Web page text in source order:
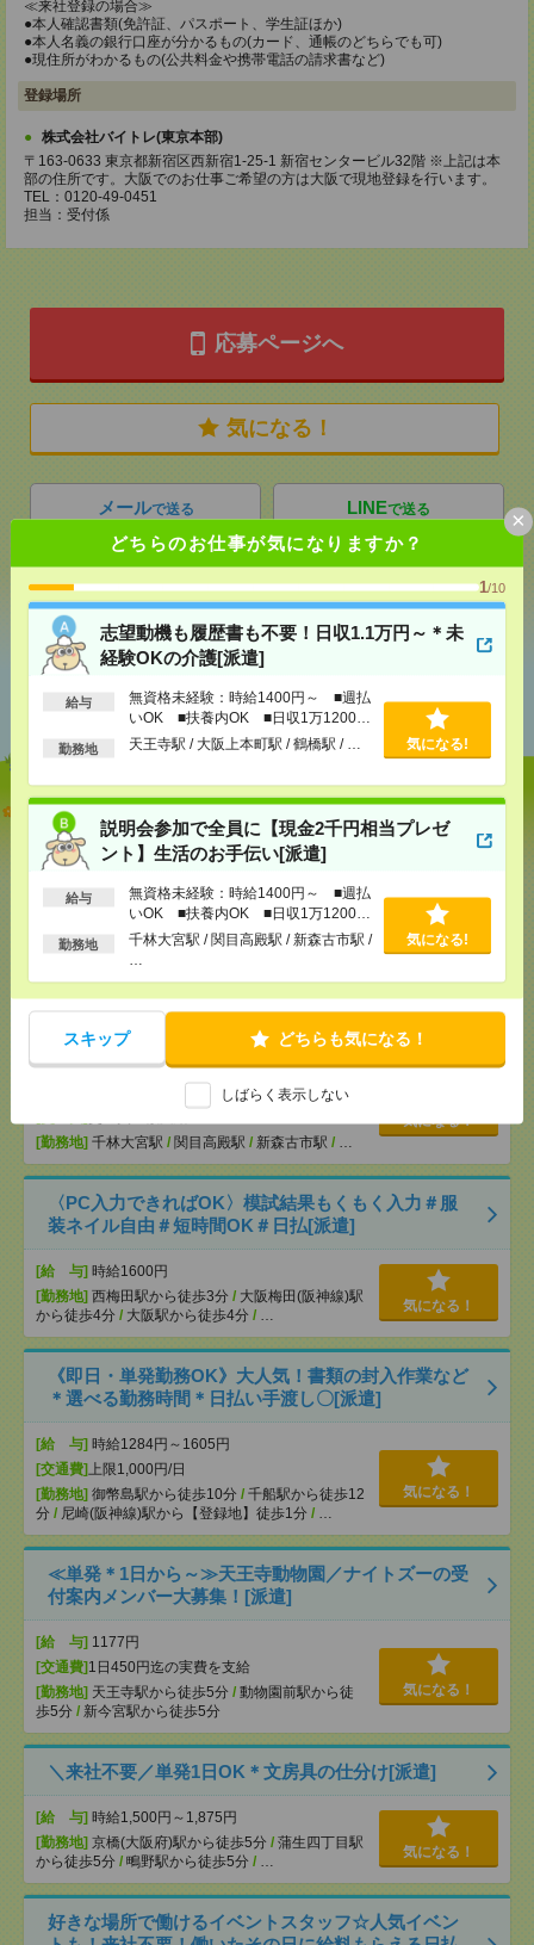
どちらのお仕事が気になりますか？
1/10
志望動機も履歴書も不要！日収1.1万円～＊未
経験OKの介護[派遣]
給与
無資格未経験：時給1400円～ ■週払
いOK ■扶養内OK ■日収1万1200円
以上
勤務地 天王寺駅 / 大阪上本町駅 / 鶴橋駅 / … 気になる!
説明会参加で全員に【現金2千円相当プレゼ
ント】生活のお手伝い[派遣]
給与
無資格未経験：時給1400円～ ■週払
いOK ■扶養内OK ■日収1万1200円
以上
勤務地
千林大宮駅 / 関目高殿駅 / 新森古市駅 /
気になる!
スキップ どちらも気になる！
しばらく表示しない
×
≪来社登録の場合≫
●本人確認書類(免許証、パスポート、学生証ほか)
●本人名義の銀行口座が分かるもの(カード、通帳のどちらでも可)
●現住所がわかるもの(公共料金や携帯電話の請求書など)
登録場所
株式会社バイトレ(東京本部)
〒163-0633 東京都新宿区西新宿1-25-1 新宿センタービル32階 ※上記は本
部の住所です。大阪でのお仕事ご希望の方は大阪で現地登録を行います。
TEL：0120-49-0451
担当：受付係
応募ページへ
気になる！
メールで送る LINEで送る
シェア ツイート ブックマーク
おすすめ
志望動機も履歴書も不要！日収1.1万円～＊未経験OK
の介護[派遣]
[給 与]無資格未経験：時給1400円～ ■週払い
OK ■扶養内OK ■日収1万1200円以上
交通費全額支給
[勤務地]天王寺駅/大阪上本町駅/鶴橋駅/…
気になる！
説明会参加で全員に【現金2千円相当プレゼント】生
活のお手伝い[派遣]
無資格未経験：時給1400円～ ■週払い
OK ■扶養内OK ■日収1万1200円以上
[勤務地] 千林大宮駅 / 関目高殿駅 / 新森古市駅 / …
気になる！
〈PC入力できればOK〉模試結果もくもく入力＃服
装ネイル自由＃短時間OK＃日払[派遣]
[給 与] 時給1600円
[勤務地] 西梅田駅から徒歩3分 / 大阪梅田(阪神線)駅
から徒歩4分 / 大阪駅から徒歩4分 / …
気になる！
《即日・単発勤務OK》大人気！書類の封入作業など
＊選べる勤務時間＊日払い手渡し〇[派遣]
[給 与] 時給1284円～1605円
[交通費] 上限1,000円/日
[勤務地] 御幣島駅から徒歩10分 / 千船駅から徒歩12
分 / 尼崎(阪神線)駅から【登録地】徒歩1分 / …
気になる！
≪単発＊1日から～≫天王寺動物園／ナイトズーの受
付案内メンバー大募集！[派遣]
[給 与] 1177円
[交通費] 1日450円迄の実費を支給
[勤務地] 天王寺駅から徒歩5分 / 動物園前駅から徒
歩5分 / 新今宮駅から徒歩5分
気になる！
＼来社不要／単発1日OK＊文房具の仕分け[派遣]
[給 与] 時給1,500円～1,875円
[勤務地] 京橋(大阪府)駅から徒歩5分 / 蒲生四丁目駅
から徒歩5分 / 鴫野駅から徒歩5分 / …
気になる！
好きな場所で働けるイベントスタッフ☆人気イベン